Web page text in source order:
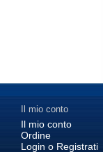
Il mio conto
Il mio conto
Ordine
Login o Registrati